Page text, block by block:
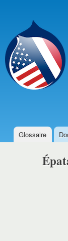
Menu principal
Glossaire